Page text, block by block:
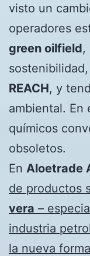
visto un
operadores
green oilfield,
REACH, y
ambiental.
químicos
obsoletos.
En Aloetrade
de productos
vera –
industria
la nueva